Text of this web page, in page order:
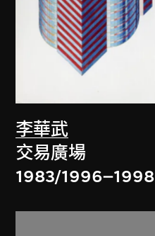
李華武
交易廣場
1983/1996–1998